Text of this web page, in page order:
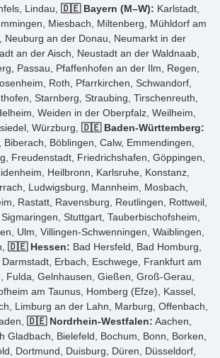
Lindau, 🇩🇪 Bayern (M–W): Karlstadt,
Miesbach, Miltenberg, Mühldorf am
Neuburg an der Donau, Neumarkt in der
an der Aisch, Neustadt an der Waldnaab,
Passau, Pfaffenhofen an der Ilm, Regen,
Roth, Pfarrkirchen, Schwandorf,
Starnberg, Straubing, Tirschenreuth,
Weiden in der Oberpfalz, Weilheim,
Würzburg, 🇩🇪 Baden-Württemberg:
Böblingen, Calw, Emmendingen,
Freudenstadt, Friedrichshafen, Göppingen,
Heilbronn, Karlsruhe, Konstanz,
Ludwigsburg, Mannheim, Mosbach,
Rastatt, Ravensburg, Reutlingen, Rottweil,
Stuttgart, Tauberbischofsheim,
Ulm, Villingen-Schwenningen, Waiblingen,
🇩🇪 Hessen: Bad Hersfeld, Bad Homburg,
Erbach, Eschwege, Frankfurt am
Fulda, Gelnhausen, Gießen, Groß-Gerau,
am Taunus, Homberg (Efze), Kassel,
Limburg an der Lahn, Marburg, Offenbach,
🇩🇪 Nordrhein-Westfalen: Aachen,
Gladbach, Bielefeld, Bochum, Bonn, Borken,
Dortmund, Duisburg, Düren, Düsseldorf,